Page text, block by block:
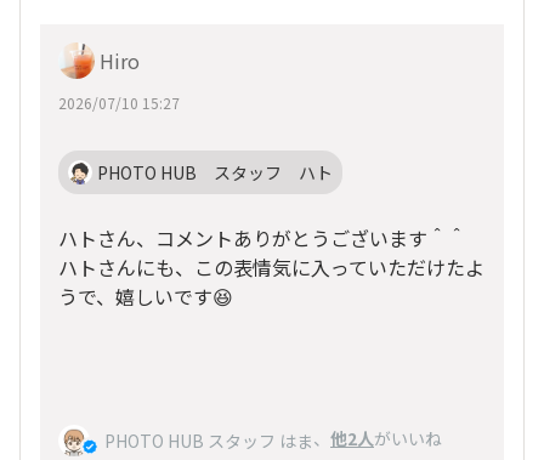
Hiro
2026/07/10 15:27
PHOTO HUB スタッフ ハト
ハトさん、コメントありがとうございます＾＾
ハトさんにも、この表情気に入っていただけたよ
うで、嬉しいです😆
PHOTO HUB スタッフ はま、 他2人がいいね